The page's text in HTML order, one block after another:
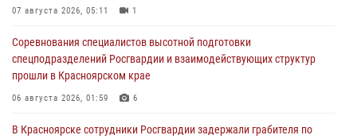
07 августа 2026, 05:11 1
Соревнования специалистов высотной подготовки
спецподразделений Росгвардии и взаимодействующих структур
прошли в Красноярском крае
06 августа 2026, 01:59 6
В Красноярске сотрудники Росгвардии задержали грабителя по